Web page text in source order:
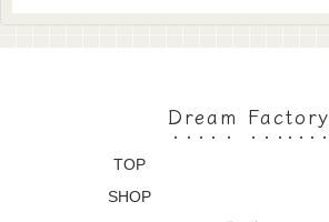
Dream Factory
TOP
SHOP